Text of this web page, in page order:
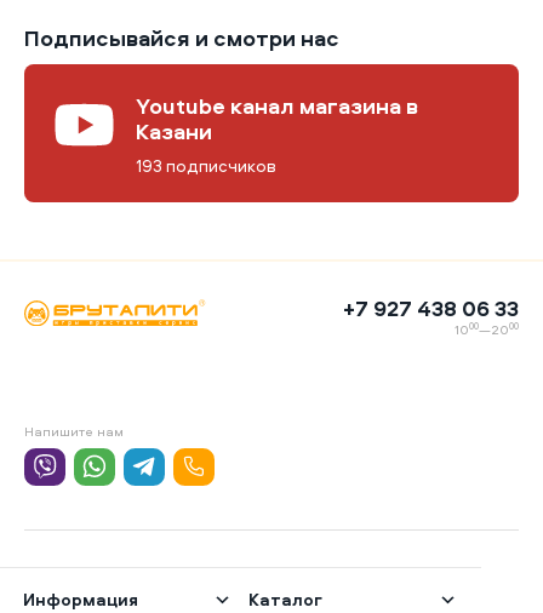
Подписывайся и смотри нас
Youtube канал магазина в
Казани
193 подписчиков
Информация Каталог
+7 927 438 06 33
1000—2000
Напишите нам